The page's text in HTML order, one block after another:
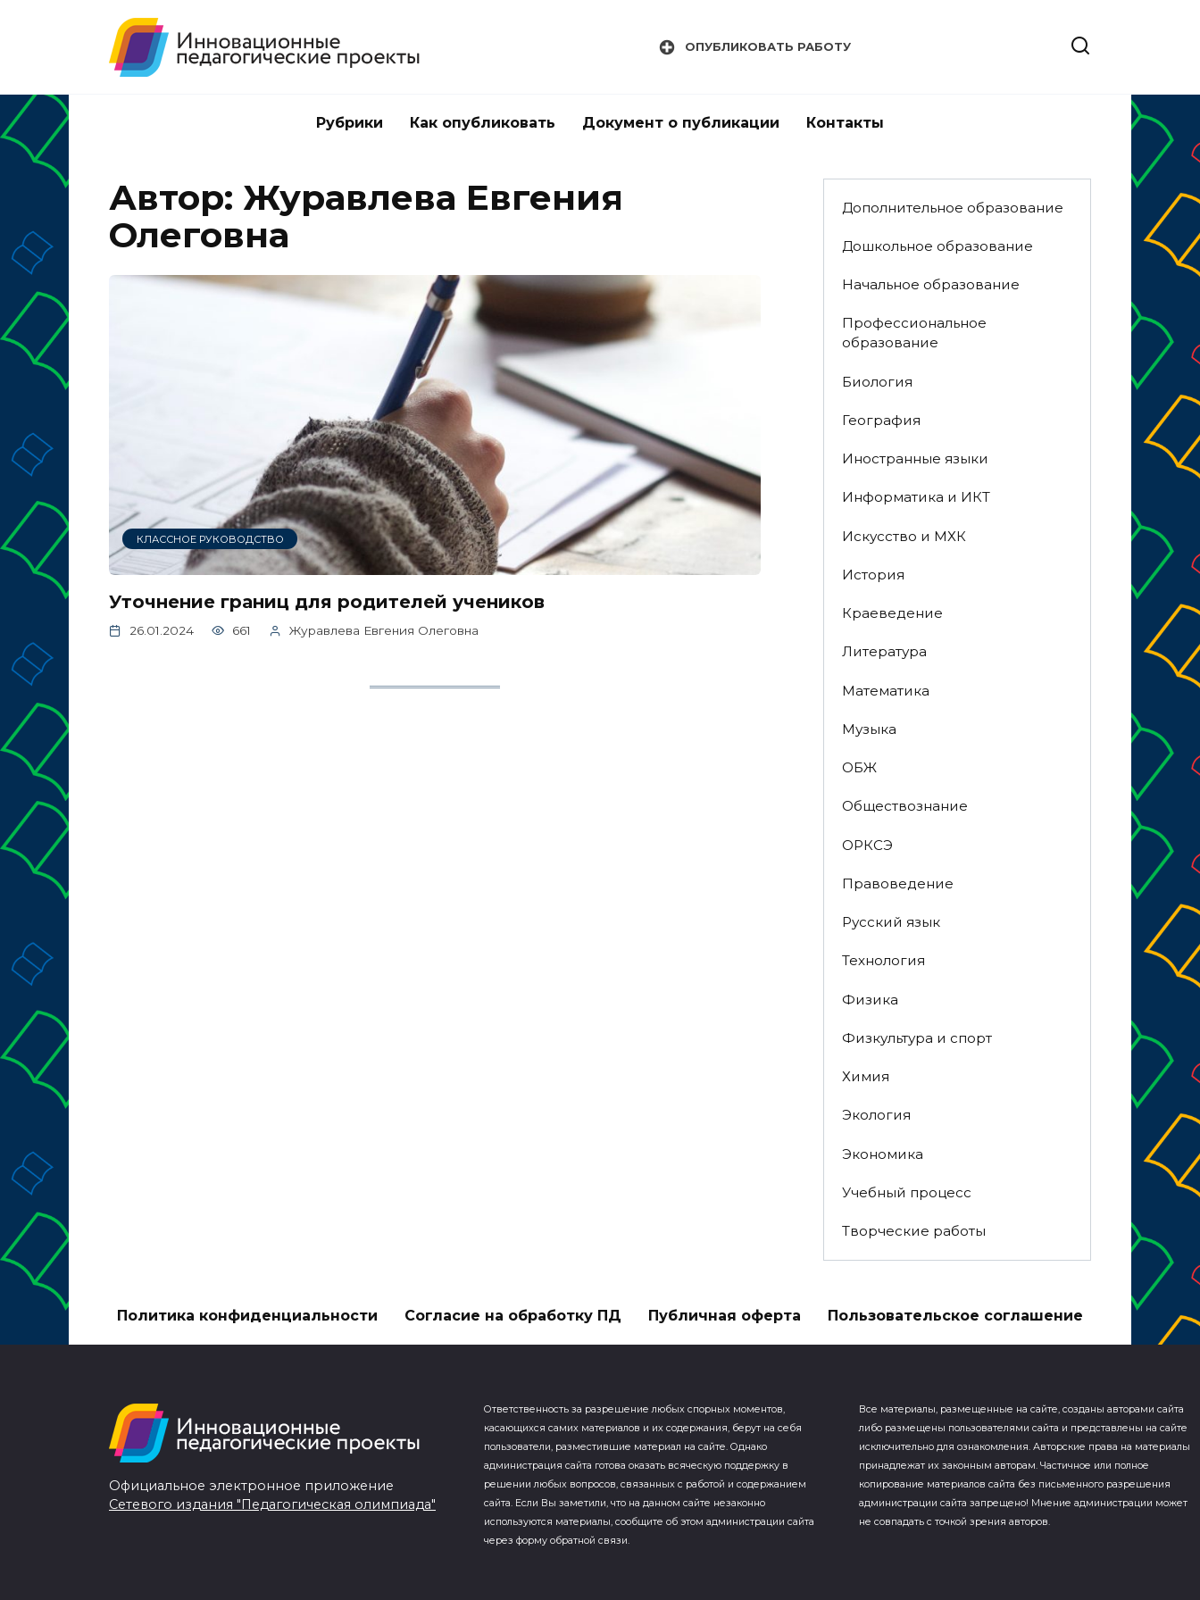
ОПУБЛИКОВАТЬ РАБОТУ
Рубрики Как опубликовать Документ о публикации Контакты
Автор: Журавлева Евгения
Олеговна
КЛАССНОЕ РУКОВОДСТВО
Уточнение границ для родителей учеников
26.01.2024 661 Журавлева Евгения Олеговна
Дополнительное образование
Дошкольное образование
Начальное образование
Профессиональное
образование
Биология
География
Иностранные языки
Информатика и ИКТ
Искусство и МХК
История
Краеведение
Литература
Математика
Музыка
ОБЖ
Обществознание
ОРКСЭ
Правоведение
Русский язык
Технология
Физика
Физкультура и спорт
Химия
Экология
Экономика
Учебный процесс
Творческие работы
Политика конфиденциальности Согласие на обработку ПД Публичная оферта Пользовательское соглашение
Официальное электронное приложение
Сетевого издания "Педагогическая олимпиада"
Ответственность за разрешение любых спорных моментов,
касающихся самих материалов и их содержания, берут на себя
пользователи, разместившие материал на сайте. Однако
администрация сайта готова оказать всяческую поддержку в
решении любых вопросов, связанных с работой и содержанием
сайта. Если Вы заметили, что на данном сайте незаконно
используются материалы, сообщите об этом администрации сайта
через форму обратной связи.
Все материалы, размещенные на сайте, созданы авторами сайта
либо размещены пользователями сайта и представлены на сайте
исключительно для ознакомления. Авторские права на материалы
принадлежат их законным авторам. Частичное или полное
копирование материалов сайта без письменного разрешения
администрации сайта запрещено! Мнение администрации может
не совпадать с точкой зрения авторов.